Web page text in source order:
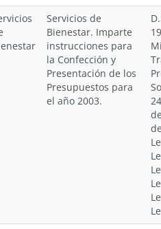
Servicios de
Bienestar. Imparte
instrucciones para
la Confección y
Presentación de los
Presupuestos para
el año 2003.